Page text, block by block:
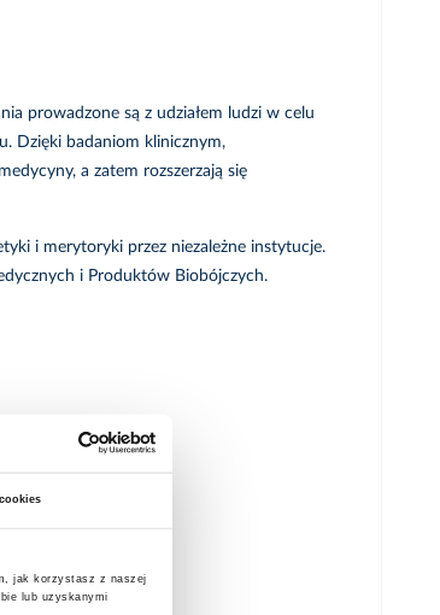
jak korzystasz z naszej
lub uzyskanymi
prowadzone są z udziałem ludzi w celu
Dzięki badaniom klinicznym,
a zatem rozszerzają się
i merytoryki przez niezależne instytucje.
i Produktów Biobójczych.